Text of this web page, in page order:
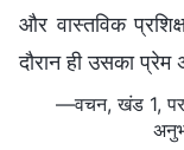
और वास्तविक
दौरान ही उसका प्रेम
—वचन, खंड 1,